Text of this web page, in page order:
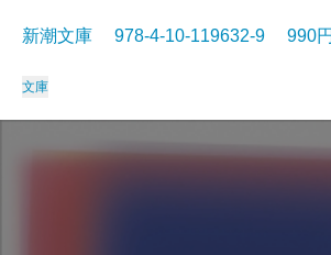
新潮文庫 978-4-10-119632-9 990
文庫